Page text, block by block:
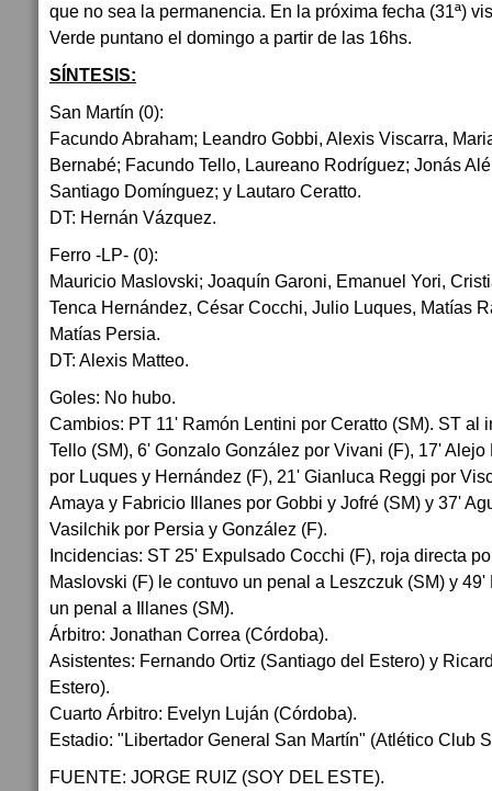
que no sea la permanencia. En la próxima fecha (31ª)
Verde puntano el domingo a partir de las 16hs.
SÍNTESIS:
San Martín (0):
Facundo Abraham; Leandro Gobbi, Alexis Viscarra,
Bernabé; Facundo Tello, Laureano Rodríguez; Jonás
Santiago Domínguez; y Lautaro Ceratto.
DT: Hernán Vázquez.
Ferro -LP- (0):
Mauricio Maslovski; Joaquín Garoni, Emanuel Yori,
Tenca Hernández, César Cocchi, Julio Luques, Matías
Matías Persia.
DT: Alexis Matteo.
Goles: No hubo.
Cambios: PT 11' Ramón Lentini por Ceratto (SM). ST al
Tello (SM), 6' Gonzalo González por Vivani (F), 17'
por Luques y Hernández (F), 21' Gianluca Reggi por
Amaya y Fabricio Illanes por Gobbi y Jofré (SM) y 37'
Vasilchik por Persia y González (F).
Incidencias: ST 25' Expulsado Cocchi (F), roja directa
Maslovski (F) le contuvo un penal a Leszczuk (SM) y
un penal a Illanes (SM).
Árbitro: Jonathan Correa (Córdoba).
Asistentes: Fernando Ortiz (Santiago del Estero) y
Estero).
Cuarto Árbitro: Evelyn Luján (Córdoba).
Estadio: "Libertador General San Martín" (Atlético Club
FUENTE: JORGE RUIZ (SOY DEL ESTE).